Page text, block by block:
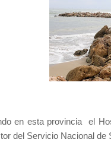
en esta provincia el
del Servicio Nacional de